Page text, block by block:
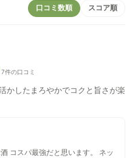
口コミ数順 スコア順
7件の口コミ
かしたまろやかでコクと旨さが楽
コスパ最強だと思います。 ネッ